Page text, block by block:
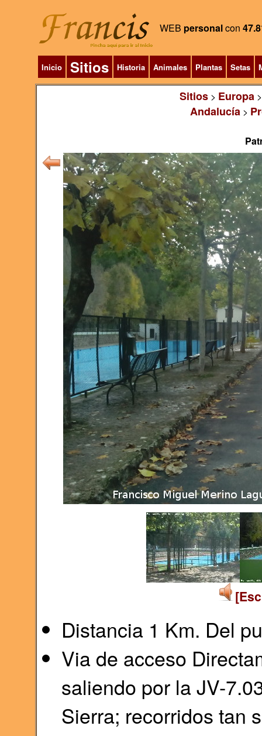
WEB personalcon
Inicio Sitios Historia Animales Plantas Setas
Sitios> Europa
Andalucía>
Distancia 1 Km. Del
Via de acceso
saliendo por la JV-
Sierra; recorridos tan